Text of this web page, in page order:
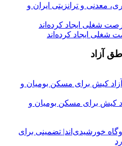
معدنی و ترانزیتی ایران و
آزاد
کیش برای مسکن بومیان و